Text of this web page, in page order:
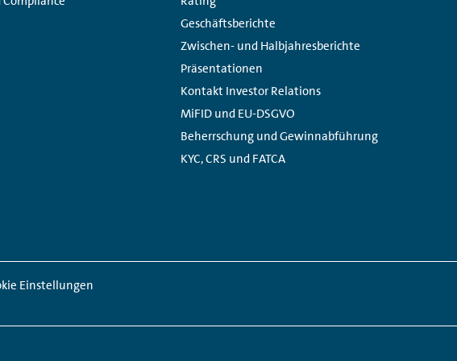
Geschäftsberichte
Zwischen- und Halbjahresberichte
Präsentationen
Kontakt Investor Relations
MiFID und EU-DSGVO
Beherrschung und Gewinnabführung
KYC, CRS und FATCA
Einstellungen